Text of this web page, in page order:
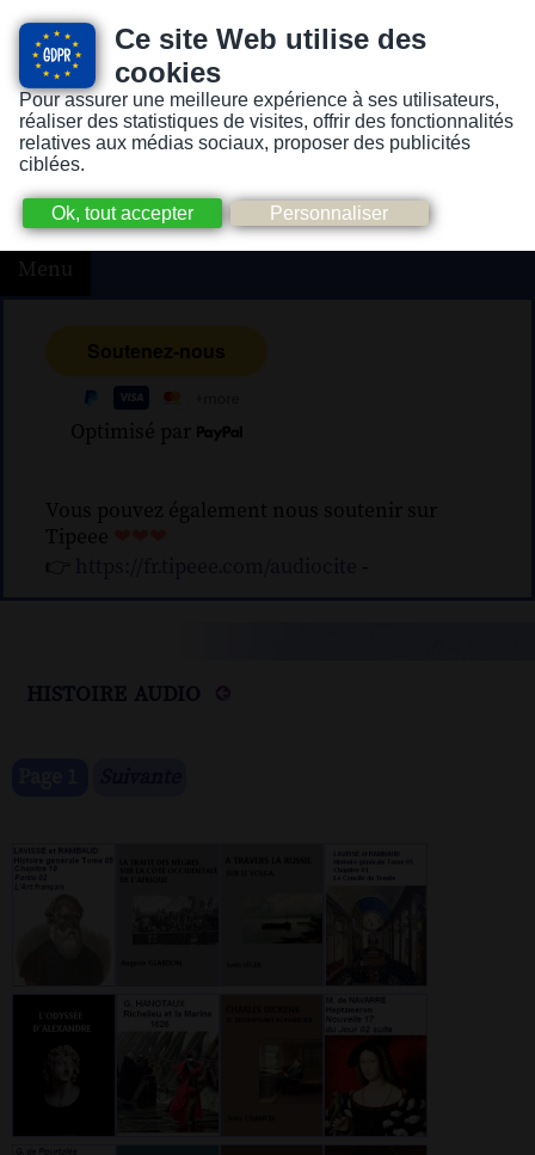
Ce site Web utilise des
cookies
Pour assurer une meilleure expérience à ses utilisateurs,
réaliser des statistiques de visites, offrir des fonctionnalités
relatives aux médias sociaux, proposer des publicités
ciblées.
Version pour personnes mal-voyantes ou non-voyantes
Menu
Optimisé par
Vous pouvez également nous soutenir sur
Tipeee
👉
-
histoire audio